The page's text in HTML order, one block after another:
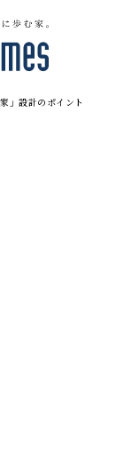
」設計のポイント